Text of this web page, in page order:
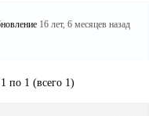
16 лет, 6 месяцев назад
по 1 (всего 1)